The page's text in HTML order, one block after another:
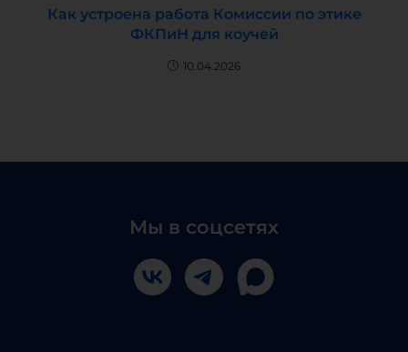
Как устроена работа Комиссии по этике
ФКПиН для коучей
10.04.2026
Мы в соцсетях